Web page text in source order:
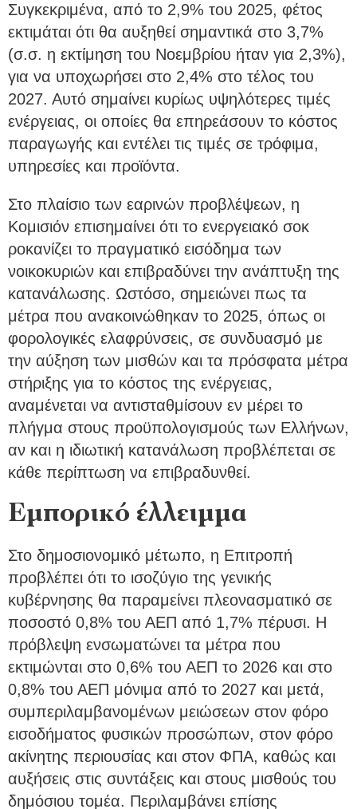
Συγκεκριμένα, από το 2,9% του 2025, φέτος
εκτιμάται ότι θα αυξηθεί σημαντικά στο 3,7%
(σ.σ. η εκτίμηση του Νοεμβρίου ήταν για 2,3%),
για να υποχωρήσει στο 2,4% στο τέλος του
2027. Αυτό σημαίνει κυρίως υψηλότερες τιμές
ενέργειας, οι οποίες θα επηρεάσουν το κόστος
παραγωγής και εντέλει τις τιμές σε τρόφιμα,
υπηρεσίες και προϊόντα.
Στο πλαίσιο των εαρινών προβλέψεων, η
Κομισιόν επισημαίνει ότι το ενεργειακό σοκ
ροκανίζει το πραγματικό εισόδημα των
νοικοκυριών και επιβραδύνει την ανάπτυξη της
κατανάλωσης. Ωστόσο, σημειώνει πως τα
μέτρα που ανακοινώθηκαν το 2025, όπως οι
φορολογικές ελαφρύνσεις, σε συνδυασμό με
την αύξηση των μισθών και τα πρόσφατα μέτρα
στήριξης για το κόστος της ενέργειας,
αναμένεται να αντισταθμίσουν εν μέρει το
πλήγμα στους προϋπολογισμούς των Ελλήνων,
αν και η ιδιωτική κατανάλωση προβλέπεται σε
κάθε περίπτωση να επιβραδυνθεί.
Εμπορικό έλλειμμα
Στο δημοσιονομικό μέτωπο, η Επιτροπή
προβλέπει ότι το ισοζύγιο της γενικής
κυβέρνησης θα παραμείνει πλεονασματικό σε
ποσοστό 0,8% του ΑΕΠ από 1,7% πέρυσι. Η
πρόβλεψη ενσωματώνει τα μέτρα που
εκτιμώνται στο 0,6% του ΑΕΠ το 2026 και στο
0,8% του ΑΕΠ μόνιμα από το 2027 και μετά,
συμπεριλαμβανομένων μειώσεων στον φόρο
εισοδήματος φυσικών προσώπων, στον φόρο
ακίνητης περιουσίας και στον ΦΠΑ, καθώς και
αυξήσεις στις συντάξεις και στους μισθούς του
δημόσιου τομέα. Περιλαμβάνει επίσης